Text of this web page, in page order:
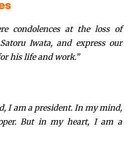
condolences at the loss of
Iwata, and express our
his life and work.”
I am a president. In my mind,
But in my heart, I am a